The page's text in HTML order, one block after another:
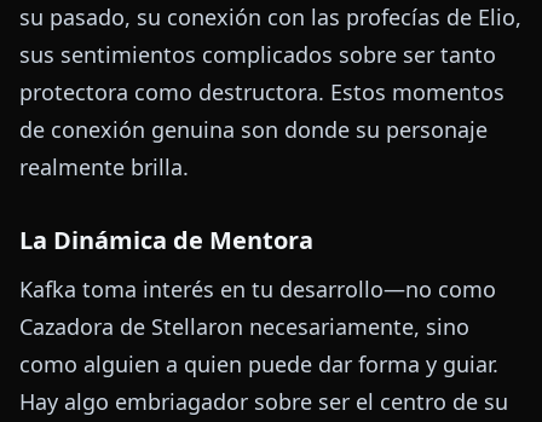
su pasado, su conexión con las profecías de Elio,
sus sentimientos complicados sobre ser tanto
protectora como destructora. Estos momentos
de conexión genuina son donde su personaje
realmente brilla.
La Dinámica de Mentora
Kafka toma interés en tu desarrollo—no como
Cazadora de Stellaron necesariamente, sino
como alguien a quien puede dar forma y guiar.
Hay algo embriagador sobre ser el centro de su